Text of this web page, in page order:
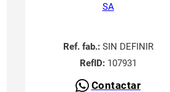
SA
Ref. fab.:SIN DEFINIR
RefID:107931
Contactar